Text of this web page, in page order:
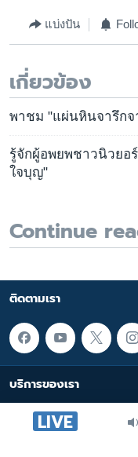
LIVE
แบ่งปัน
เกี่ยวข้อง
พาชม "แผ่นหินจารึก
รู้จักผู้อพยพชาวนิวยอ
ใจบุญ"
Continue
ติดตามเรา
บริการของเรา
มัลติมีเดีย